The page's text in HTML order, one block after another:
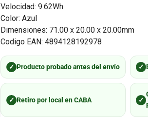
Velocidad: 9.62Wh
Color: Azul
Dimensiones: 71.00 x 20.00 x 20.00mm
Codigo EAN: 4894128192978
✓ Producto probado antes del envío ✓
✓ Retiro por local en CABA ✓